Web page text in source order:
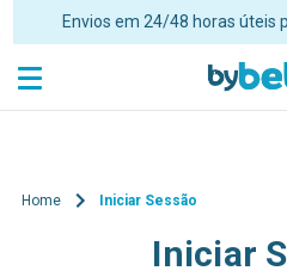
Envios em 24/48 horas úteis
Home Iniciar Sessão
Iniciar